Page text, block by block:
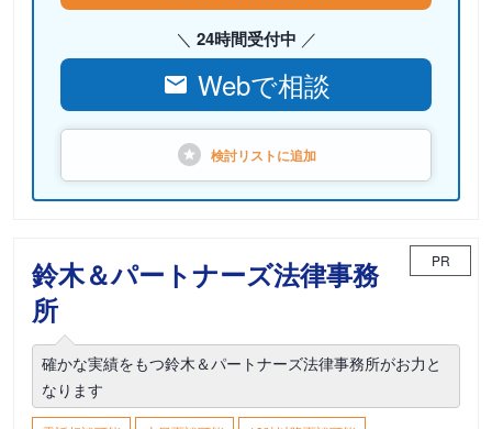
24時間受付中
Webで相談
検討リストに追加
鈴木＆パートナーズ法律事務
所
PR
確かな実績をもつ鈴木＆パートナーズ法律事務所がお力と
なります